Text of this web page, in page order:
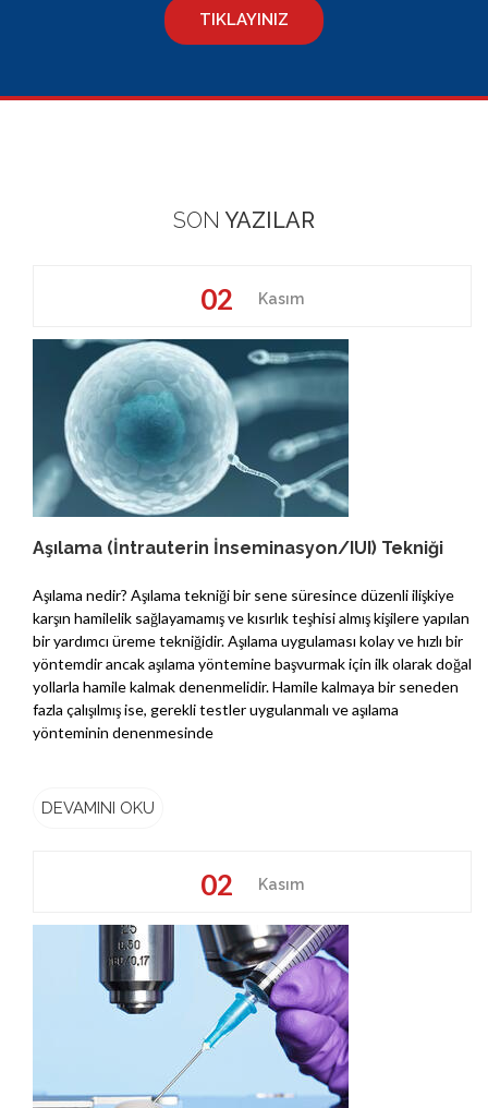
TIKLAYINIZ
SON YAZILAR
02 Kasım
Aşılama (İntrauterin İnseminasyon/IUI) Tekniği
Aşılama nedir? Aşılama tekniği bir sene süresince düzenli ilişkiye
karşın hamilelik sağlayamamış ve kısırlık teşhisi almış kişilere yapılan
bir yardımcı üreme tekniğidir. Aşılama uygulaması kolay ve hızlı bir
yöntemdir ancak aşılama yöntemine başvurmak için ilk olarak doğal
yollarla hamile kalmak denenmelidir. Hamile kalmaya bir seneden
fazla çalışılmış ise, gerekli testler uygulanmalı ve aşılama
yönteminin denenmesinde
DEVAMINI OKU
02 Kasım